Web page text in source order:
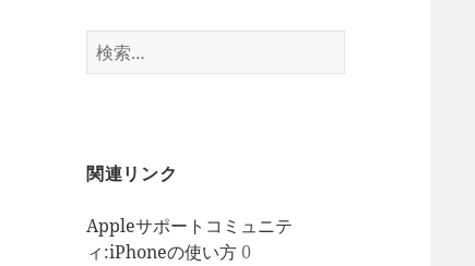
検
索:
関連リンク
Appleサポートコミュニテ
ィ:iPhoneの使い方0